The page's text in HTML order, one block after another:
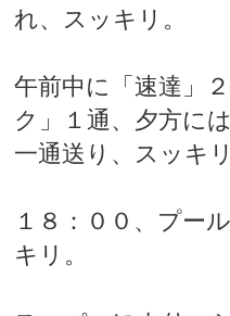
れ、スッキリ。
午前中に「速達」
ク」１通、夕方に
一通送り、スッキ
１８：００、プー
キリ。